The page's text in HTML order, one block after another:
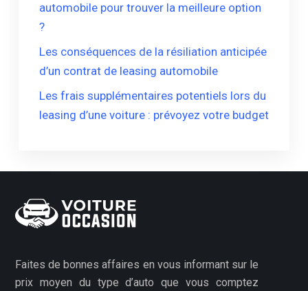
automobile pour trouver la meilleure option
?
Les conséquences de la résiliation anticipée
d’un contrat de leasing automobile
Les frais supplémentaires potentiels lors du
leasing d’une voiture : prévoyez votre budget
Faites de bonnes affaires en vous informant sur le
prix moyen du type d’auto que vous comptez